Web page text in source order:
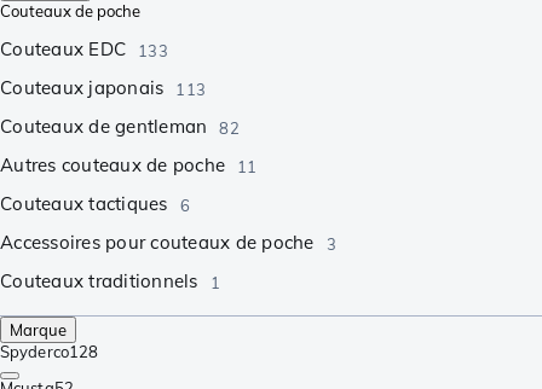
Couteaux de poche
Couteaux EDC 133
Couteaux japonais 113
Couteaux de gentleman 82
Autres couteaux de poche 11
Couteaux tactiques 6
Accessoires pour couteaux de poche 3
Couteaux traditionnels 1
Marque
Spyderco128